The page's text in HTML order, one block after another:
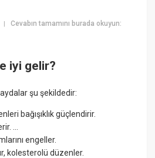
|Cevabın tamamını burada okuyun:
iyi gelir?
şu şekildedir:
bağışıklık güçlendirir.
...
engeller.
kolesterolü düzenler.